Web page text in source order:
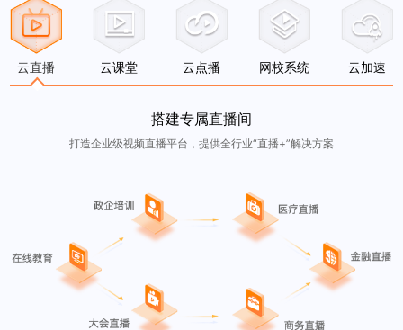
云直播 云课堂 云点播 网校系统 云加速
搭建专属直播间
打造企业级视频直播平台，提供全行业“直播+”解决方案